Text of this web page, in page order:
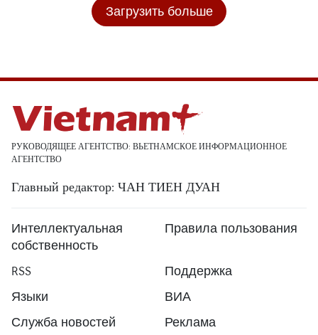
Загрузить больше
РУКОВОДЯЩЕЕ АГЕНТСТВО: ВЬЕТНАМСКОЕ ИНФОРМАЦИОННОЕ
АГЕНТСТВО
Главный редактор: ЧАН ТИЕН ДУАН
Интеллектуальная
собственность
Правила пользования
RSS
Поддержка
Языки
ВИА
Служба новостей
Реклама